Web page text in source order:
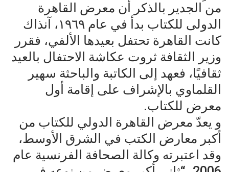
من الجدير بالذكر أن معرض القاهرة
الدولى للكتاب بدأ في عام ١٩٦٩، آنذاك
كانت القاهرة تحتفل بعيدها الألفي، فقرر
وزير الثقافة ثروت عكاشة الاحتفال بالعيد
ثقافيًا، فعهد إلى الكاتبة والباحثة سهير
القلماوي بالإشراف على إقامة أول
معرض للكتاب.
و يعدّ معرض القاهرة الدولي للكتاب من
أكبر معارض الكتب في الشرق الأوسط،
وقد اعتبرته وكالة الصحافة الفرنسية عام